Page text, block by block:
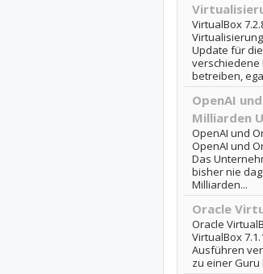
VirtualBox
Update für
verschiedene
betreiben,
OpenAI
Milliarden
OpenAI und
OpenAI und
Das
bisher nie
Milliarden...
Oracle
Oracle
VirtualBox
Ausführen
zu einer